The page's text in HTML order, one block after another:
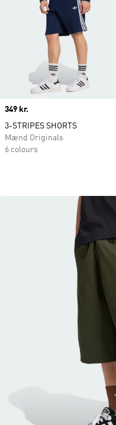
Price
349 kr.
3-STRIPES SHORTS
Mænd Originals
6 colours